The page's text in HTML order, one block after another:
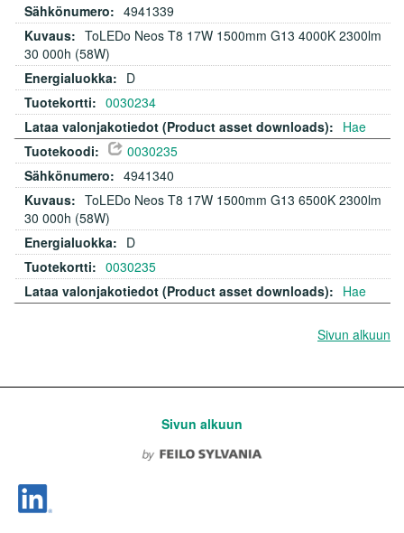
4941339
ToLEDo Neos T8 17W 1500mm G13 4000K 2300lm
30 000h (58W)
D
0030234
Hae
0030235
4941340
ToLEDo Neos T8 17W 1500mm G13 6500K 2300lm
30 000h (58W)
D
0030235
Hae
Sivun alkuun
Sivun alkuun